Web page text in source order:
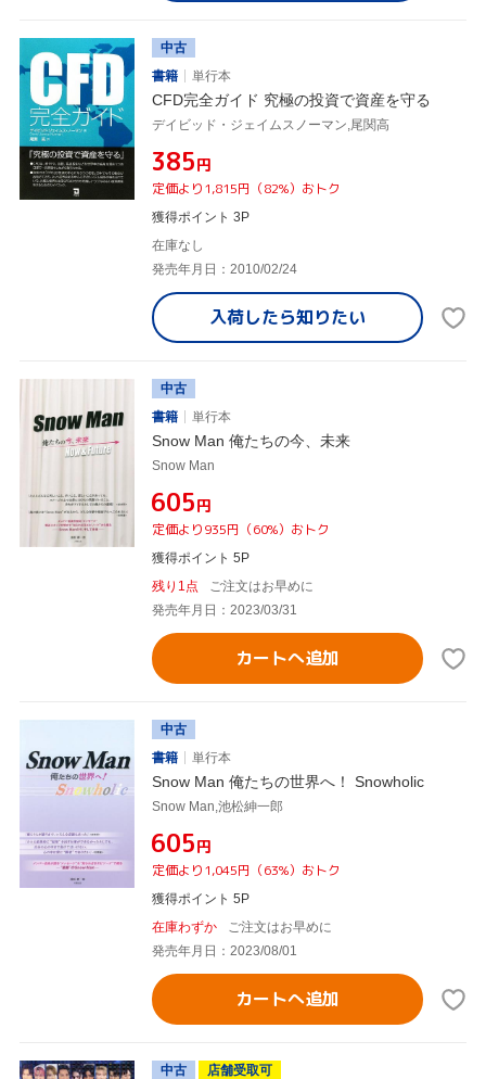
中古
書籍
単行本
CFD完全ガイド 究極の投資で資産を守る
デイビッド・ジェイムスノーマン,尾関高
¥385円
定価より1,815円（82%）おトク
獲得ポイント 3P
在庫なし
発売年月日：2010/02/24
入荷したら知りたい
中古
書籍
単行本
Snow Man 俺たちの今、未来
Snow Man
¥605円
定価より935円（60%）おトク
獲得ポイント 5P
残り1点
ご注文はお早めに
発売年月日：2023/03/31
カートへ追加
中古
書籍
単行本
Snow Man 俺たちの世界へ！ Snowholic
Snow Man,池松紳一郎
¥605円
定価より1,045円（63%）おトク
獲得ポイント 5P
在庫わずか
ご注文はお早めに
発売年月日：2023/08/01
カートへ追加
中古
店舗受取可